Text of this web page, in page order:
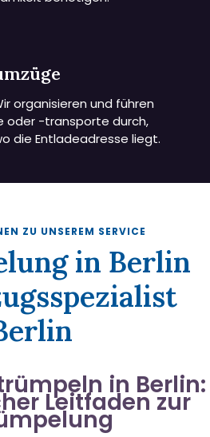
organisieren und führen
oder -transporte durch,
die Entladeadresse liegt.
ZU UNSEREM SERVICE
in Berlin
in Berlin:
Leitfaden zur